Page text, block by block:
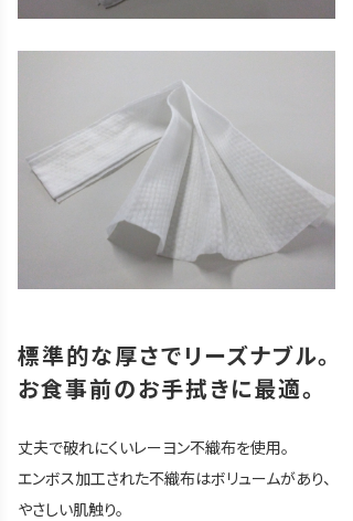
標準的な厚さでリーズナブル。
お食事前のお手拭きに最適。
丈夫で破れにくいレーヨン不織布を使用。
エンボス加工された不織布はボリュームがあり、
やさしい肌触り。